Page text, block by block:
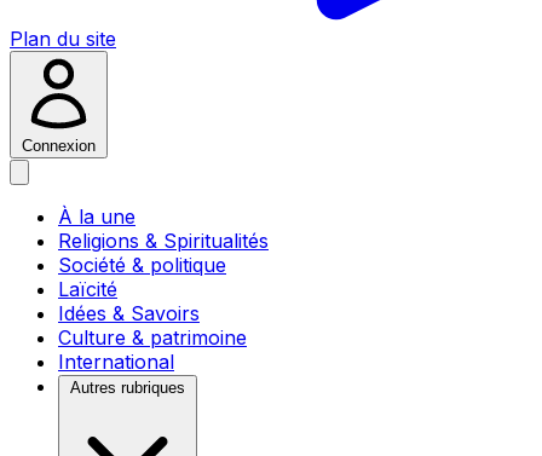
Plan du site
Connexion
À la une
Religions & Spiritualités
Société & politique
Laïcité
Idées & Savoirs
Culture & patrimoine
International
Autres rubriques